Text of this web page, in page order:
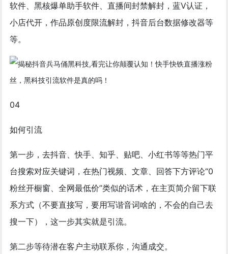
软件、黑核爆单助手软件、直播间封禁解封，蓝V认证，
小店代开，作品原创度限流解封，抖音后台数据修改器等
等。
04
如何引流
第一步，去抖音、快手、知乎、贴吧、小红书等等热门平
台搜索对应关键词，在热门视频、文章、回答下方评论“0
粉丝开橱窗、全网最低价”类似的话术，在主页简介留下联
系方式（不要直接写，要用写谐音词啥的，不会的自己去
搜一下），这一步其实就是引流。
第二步等待潜在客户主动联系你，沟通成交。